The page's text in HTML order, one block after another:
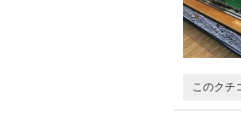
このクチ